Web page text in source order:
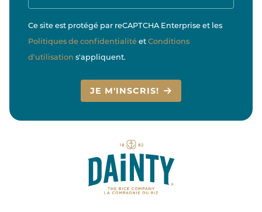
Ce site est protégé par reCAPTCHA Enterprise et les
Politiques de confidentialité etConditions
d'utilisation s'appliquent.
JE M'INSCRIS!